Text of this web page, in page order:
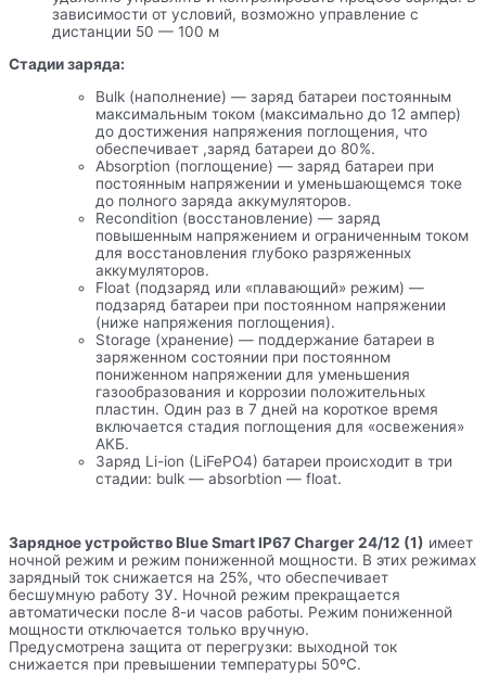
зависимости от условий, возможно управление с
дистанции 50 — 100 м
Стадии заряда:
Bulk (наполнение) — заряд батареи постоянным
максимальным током (максимально до 12 ампер)
до достижения напряжения поглощения, что
обеспечивает ,заряд батареи до 80%.
Absorption (поглощение) — заряд батареи при
постоянным напряжении и уменьшающемся токе
до полного заряда аккумуляторов.
Recondition (восстановление) — заряд
повышенным напряжением и ограниченным током
для восстановления глубоко разряженных
аккумуляторов.
Float (подзаряд или «плавающий» режим) —
подзаряд батареи при постоянном напряжении
(ниже напряжения поглощения).
Storage (хранение) — поддержание батареи в
заряженном состоянии при постоянном
пониженном напряжении для уменьшения
газообразования и коррозии положительных
пластин. Один раз в 7 дней на короткое время
включается стадия поглощения для «освежения»
АКБ.
Заряд Li-ion (LiFePO4) батареи происходит в три
стадии: bulk — absorbtion — float.
Зарядное устройство Blue Smart IP67 Charger 24/12 (1) имеет
ночной режим и режим пониженной мощности. В этих режимах
зарядный ток снижается на 25%, что обеспечивает
бесшумную работу ЗУ. Ночной режим прекращается
автоматически после 8-и часов работы. Режим пониженной
мощности отключается только вручную.
Предусмотрена защита от перегрузки: выходной ток
снижается при превышении температуры 50ºС.